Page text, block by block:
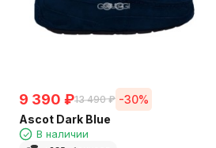
9 390 ₽13 490 ₽ -30%
Ascot Dark Blue
В наличии